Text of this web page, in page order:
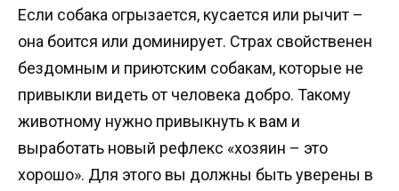
Если собака огрызается, кусается или рычит –
она боится или доминирует. Страх свойственен
бездомным и приютским собакам, которые не
привыкли видеть от человека добро. Такому
животному нужно привыкнуть к вам и
выработать новый рефлекс «хозяин – это
хорошо». Для этого вы должны быть уверены в